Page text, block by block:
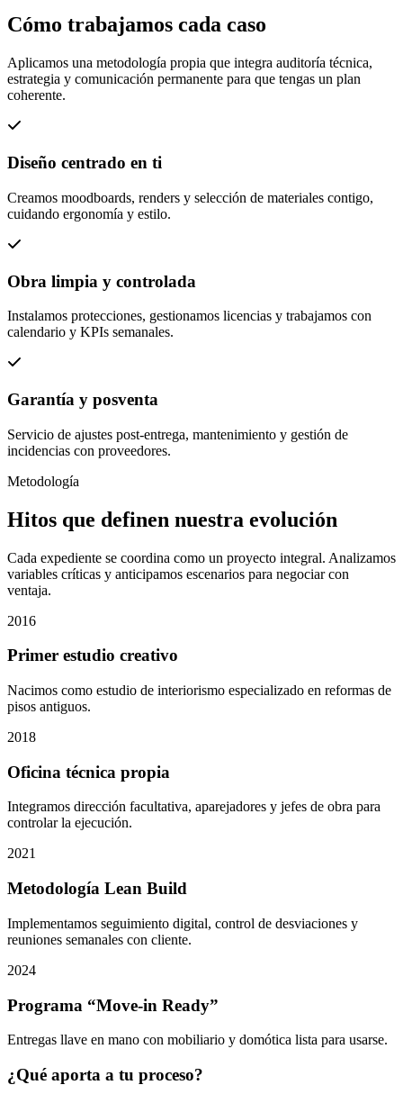
Cómo trabajamos cada caso
Aplicamos una metodología propia que integra auditoría técnica,
estrategia y comunicación permanente para que tengas un plan
coherente.
Diseño centrado en ti
Creamos moodboards, renders y selección de materiales contigo,
cuidando ergonomía y estilo.
Obra limpia y controlada
Instalamos protecciones, gestionamos licencias y trabajamos con
calendario y KPIs semanales.
Garantía y posventa
Servicio de ajustes post-entrega, mantenimiento y gestión de
incidencias con proveedores.
Metodología
Hitos que definen nuestra evolución
Cada expediente se coordina como un proyecto integral. Analizamos
variables críticas y anticipamos escenarios para negociar con
ventaja.
2016
Primer estudio creativo
Nacimos como estudio de interiorismo especializado en reformas de
pisos antiguos.
2018
Oficina técnica propia
Integramos dirección facultativa, aparejadores y jefes de obra para
controlar la ejecución.
2021
Metodología Lean Build
Implementamos seguimiento digital, control de desviaciones y
reuniones semanales con cliente.
2024
Programa “Move-in Ready”
Entregas llave en mano con mobiliario y domótica lista para usarse.
¿Qué aporta a tu proceso?